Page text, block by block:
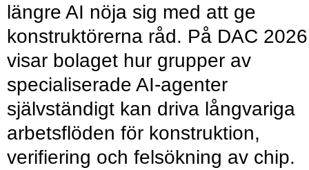
längre AI nöja sig med att ge
konstruktörerna råd. På DAC 2026
visar bolaget hur grupper av
specialiserade AI-agenter
självständigt kan driva långvariga
arbetsflöden för konstruktion,
verifiering och felsökning av chip.